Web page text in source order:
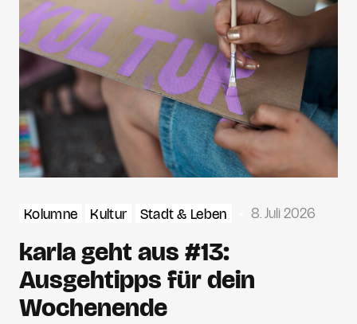
Kolumne Kultur Stadt & Leben 8. Juli 2026
karla geht aus #13:
Ausgehtipps für dein
Wochenende